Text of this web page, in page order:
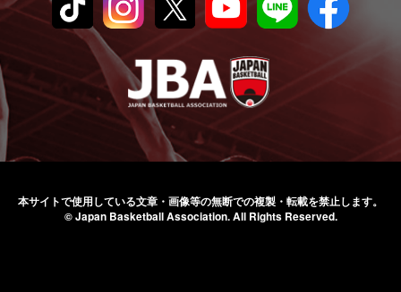
本サイトで使用している文章・画像等の無断での複製・転載を禁止します。
© Japan Basketball Association.All Rights Reserved.